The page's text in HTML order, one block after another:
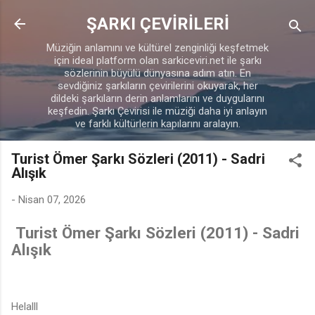
Ana içeriğe atla
ŞARKI ÇEVİRİLERİ
Müziğin anlamını ve kültürel zenginliği keşfetmek
için ideal platform olan sarkiceviri.net ile şarkı
sözlerinin büyülü dünyasına adım atın. En
sevdiğiniz şarkıların çevirilerini okuyarak, her
dildeki şarkıların derin anlamlarını ve duygularını
keşfedin. Şarkı Çevirisi ile müziği daha iyi anlayın
ve farklı kültürlerin kapılarını aralayın.
Turist Ömer Şarkı Sözleri (2011) - Sadri
Alışık
- Nisan 07, 2026
Turist Ömer Şarkı Sözleri (2011) - Sadri
Alışık
Helalll